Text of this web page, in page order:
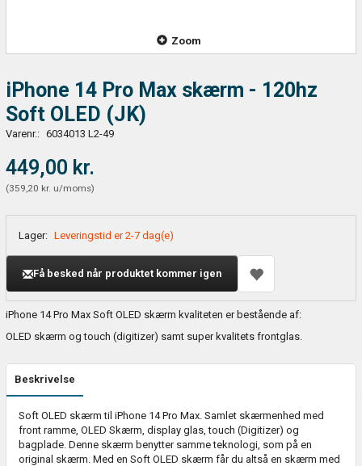
Zoom
iPhone 14 Pro Max skærm - 120hz
Soft OLED (JK)
Varenr.: 6034013 L2-49
449,00 kr.
(359,20 kr. u/moms)
Lager: Leveringstid er 2-7 dag(e)
Få besked når produktet kommer igen
iPhone 14 Pro Max Soft OLED skærm kvaliteten er bestående af:
OLED skærm og touch (digitizer) samt super kvalitets frontglas.
Beskrivelse
Soft OLED skærm til iPhone 14 Pro Max. Samlet skærmenhed med
front ramme, OLED Skærm, display glas, touch (Digitizer) og
bagplade. Denne skærm benytter samme teknologi, som på en
original skærm. Med en Soft OLED skærm får du altså en skærm med